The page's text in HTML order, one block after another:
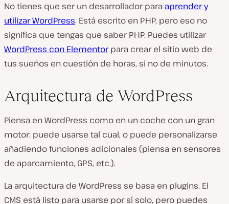
No tienes que ser un desarrollador para aprender y
utilizar WordPress. Está escrito en PHP, pero eso no
significa que tengas que saber PHP. Puedes utilizar
WordPress con Elementorpara crear el sitio web de
tus sueños en cuestión de horas, si no de minutos.
Arquitectura de WordPress
Piensa en WordPress como en un coche con un gran
motor: puede usarse tal cual, o puede personalizarse
añadiendo funciones adicionales (piensa en sensores
de aparcamiento, GPS, etc.).
La arquitectura de WordPress se basa en plugins. El
CMS está listo para usarse por sí solo, pero puedes